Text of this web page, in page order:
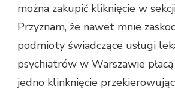
można zakupić kliknięcie w
Przyznam, że nawet mnie
podmioty świadczące usługi
psychiatrów w Warszawie
jedno klinknięcie